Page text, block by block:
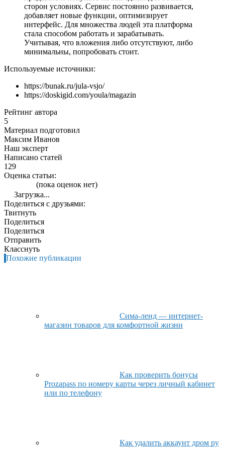
сторон условиях. Сервис постоянно развивается,
добавляет новые функции, оптимизирует
интерфейс. Для множества людей эта платформа
стала способом работать и зарабатывать.
Учитывая, что вложения либо отсутствуют, либо
минимальны, попробовать стоит.
Используемые источники:
https://bunak.ru/jula-vsjo/
https://doskigid.com/youla/magazin
Рейтинг автора
5
Материал подготовил
Максим Иванов
Наш эксперт
Написано статей
129
Оценка статьи:
(пока оценок нет)
Загрузка...
Поделиться с друзьями:
Твитнуть
Поделиться
Поделиться
Отправить
Класснуть
Похожие публикации
Сима-ленд — интернет-
магазин товаров для комфортной жизни
Как проверить бонусы
Prozapass по номеру карты через личный кабинет
или по телефону
Как удалить аккаунт дром ру